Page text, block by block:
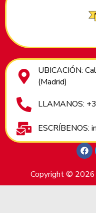
UBICACIÓN:
(Madrid)
LLAMANOS:
ESCRÍBENOS:
Copyright © 2026